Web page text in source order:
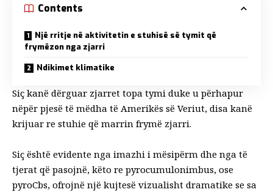
Contents
Një rritje në aktivitetin e stuhisë së tymit që
frymëzon nga zjarri
Ndikimet klimatike
Siç kanë dërguar zjarret topa tymi duke u përhapur
nëpër pjesë të mëdha të Amerikës së Veriut, disa kanë
krijuar re stuhie që marrin frymë zjarri.
Siç është evidente nga imazhi i mësipërm dhe nga të
tjerat që pasojnë, këto re pyrocumulonimbus, ose
pyroCbs, ofrojnë një kujtesë vizualisht dramatike se sa